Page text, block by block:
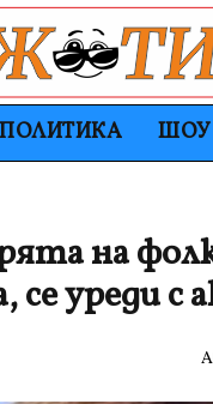
ПОЛИТИКА ШОУ
на
се уреди